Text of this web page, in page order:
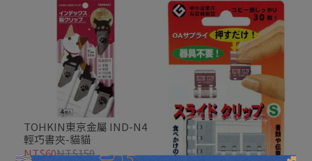
TOHKIN東京金屬 IND-N4
輕巧書夾-貓貓
NT$60NT$150